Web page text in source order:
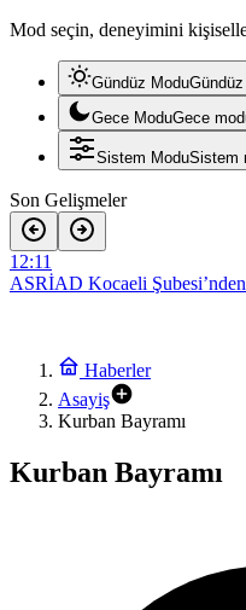
Mod seçin, deneyimini
Gündüz Modu
Gece ModuGece
Sistem ModuSistem
Son Gelişmeler
12:11
ASRİAD Kocaeli
Kentin gururu Kocaelispor
15:31
Macera, doğa ve keşif aynı
Köşklüçeşme’de Açık Hava
Haberler
Asayiş
Kurban Bayramı
Kurban Bayramı